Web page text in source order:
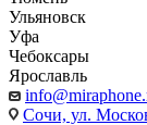
Ульяновск
Уфа
Чебоксары
Ярославль
Сочи, ул.